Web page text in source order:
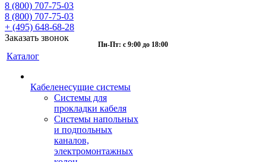
8 (800) 707-75-03
8 (800) 707-75-03
+ (495) 648-68-28
Заказать звонок
Пн-Пт: с 9:00 до 18:00
Каталог
Кабеленесущие системы
Системы для
прокладки кабеля
Системы напольных
и подпольных
каналов,
электромонтажных